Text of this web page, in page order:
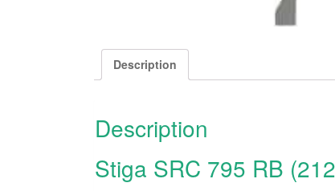
Description
Description
Stiga SRC 795 RB